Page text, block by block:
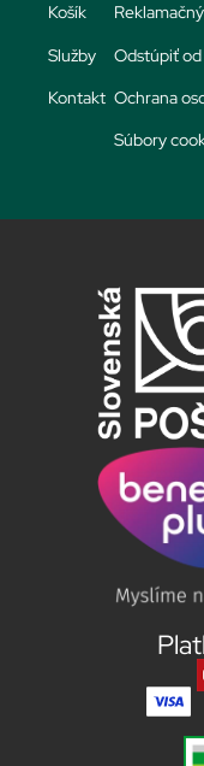
Košík
Služby
Kontakt
Odstúpiť
Ochrana
Súbory